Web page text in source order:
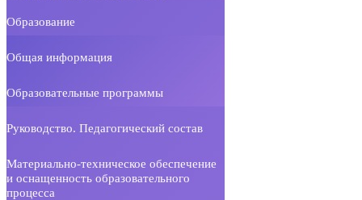
Образование
Общая информация
Образовательные программы
Руководство. Педагогический состав
Материально-техническое обеспечение
и оснащенность образовательного
процесса